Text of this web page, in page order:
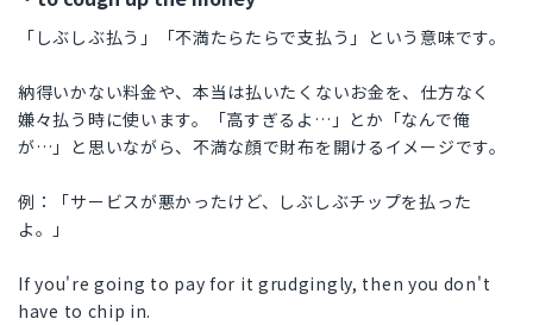
「しぶしぶ払う」「不満たらたらで支払う」という意味です。
納得いかない料金や、本当は払いたくないお金を、仕方なく
嫌々払う時に使います。「高すぎるよ…」とか「なんで俺
が…」と思いながら、不満な顔で財布を開けるイメージです。
例：「サービスが悪かったけど、しぶしぶチップを払った
よ。」
If you're going to pay for it grudgingly, then you don't
have to chip in.